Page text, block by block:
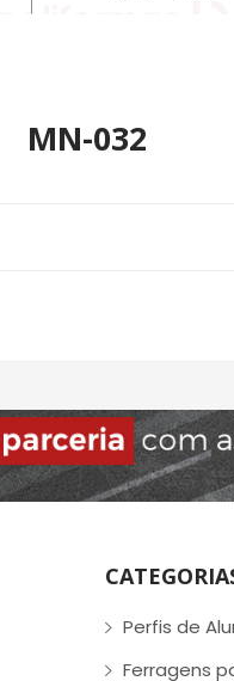
MN-032
Perfis de
Ferragens